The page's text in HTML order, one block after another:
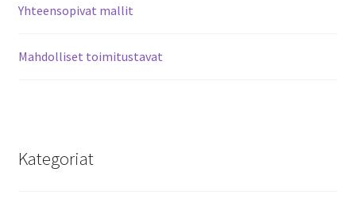
Yhteensopivat mallit
Mahdolliset toimitustavat
Kategoriat